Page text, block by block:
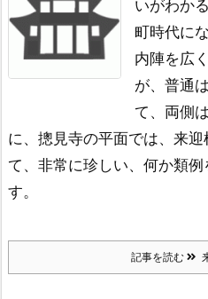
いがわか
町時代に
内陣を広
が、 普通
て、両側
に、 摠見寺の平面では、来
て、非常に珍しい、 何か類例
す。
記事を読む